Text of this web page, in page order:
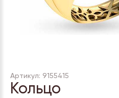
Артикул: 9155415
Кольцо